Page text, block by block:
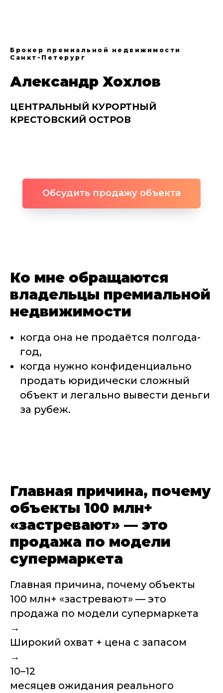
Брокер премиальной недвижимости
Санкт-Петерург
Александр Хохлов
ЦЕНТРАЛЬНЫЙ КУРОРТНЫЙ
КРЕСТОВСКИЙ ОСТРОВ
Обсудить продажу объекта
Ко мне обращаются
владельцы премиальной
недвижимости
когда она не продаётся полгода-
год,
когда нужно конфиденциально
продать юридически сложный
объект и легально вывести деньги
за рубеж.
Главная причина, почему
объекты 100 млн+
«застревают» — это
продажа по модели
супермаркета
Главная причина, почему объекты
100 млн+ «застревают» — это
продажа по модели супермаркета
→
Широкий охват + цена с запасом
→
10–12
месяцев ожидания реального